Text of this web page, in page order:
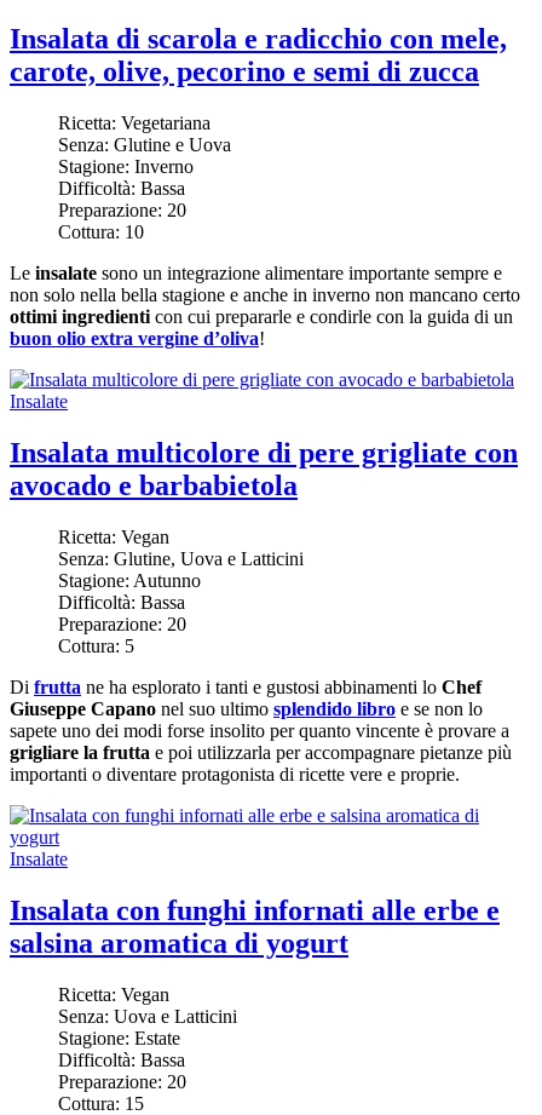
Insalata di scarola e radicchio con mele,
carote, olive, pecorino e semi di zucca
Ricetta: Vegetariana
Senza: Glutine e Uova
Stagione: Inverno
Difficoltà: Bassa
Preparazione: 20
Cottura: 10
Le insalate sono un integrazione alimentare importante sempre e
non solo nella bella stagione e anche in inverno non mancano certo
ottimi ingredienti con cui prepararle e condirle con la guida di un
buon olio extra vergine d’oliva!
Insalate
Insalata multicolore di pere grigliate con
avocado e barbabietola
Ricetta: Vegan
Senza: Glutine, Uova e Latticini
Stagione: Autunno
Difficoltà: Bassa
Preparazione: 20
Cottura: 5
Di frutta ne ha esplorato i tanti e gustosi abbinamenti lo Chef
Giuseppe Capano nel suo ultimo splendido libro e se non lo
sapete uno dei modi forse insolito per quanto vincente è provare a
grigliare la frutta e poi utilizzarla per accompagnare pietanze più
importanti o diventare protagonista di ricette vere e proprie.
Insalate
Insalata con funghi infornati alle erbe e
salsina aromatica di yogurt
Ricetta: Vegan
Senza: Uova e Latticini
Stagione: Estate
Difficoltà: Bassa
Preparazione: 20
Cottura: 15